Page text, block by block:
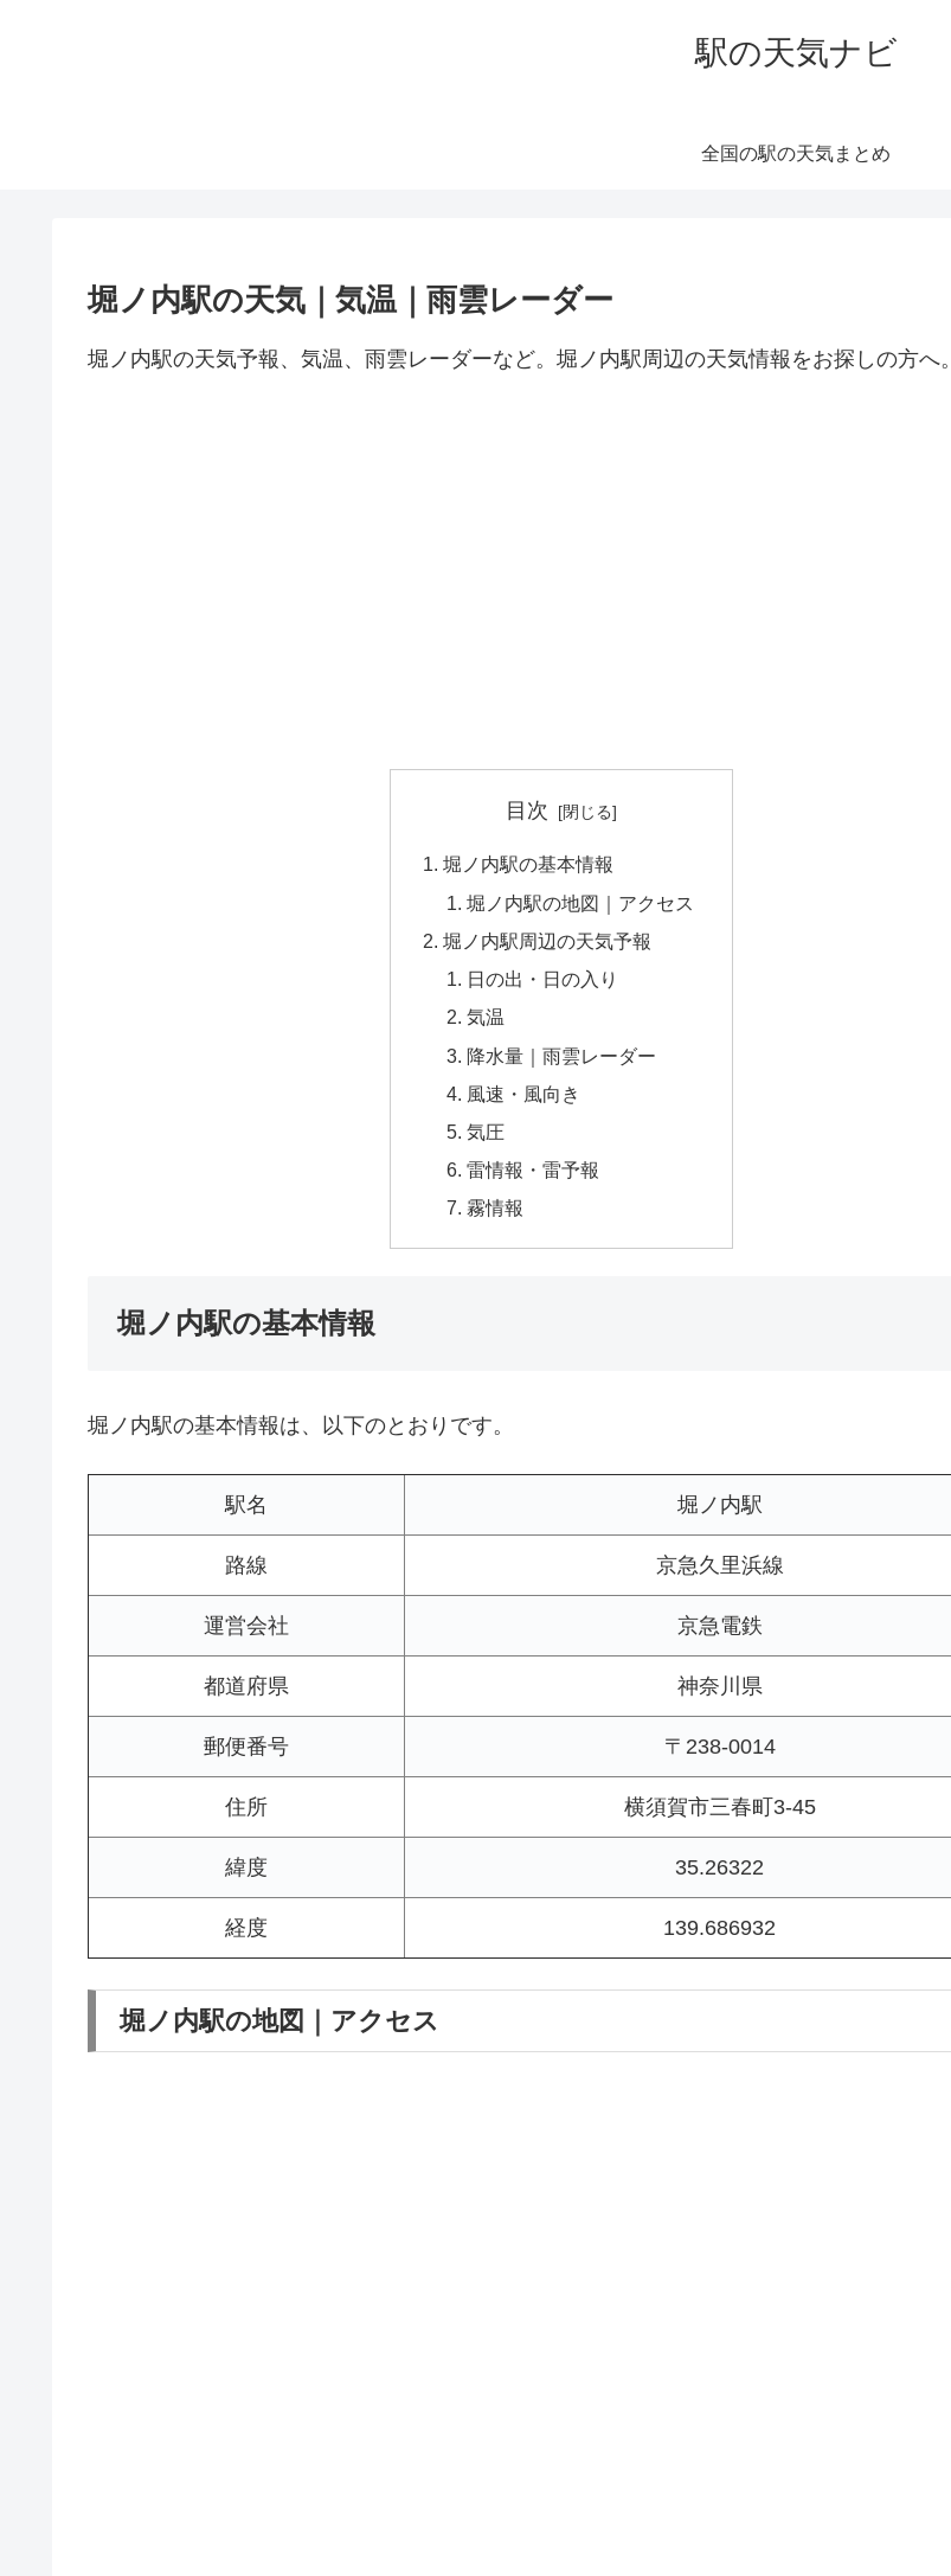
駅の天気ナビ
全国の駅の天気まとめ
堀ノ内駅の天気｜気温｜雨雲レーダー
堀ノ内駅の天気予報、気温、雨雲レーダーなど。堀ノ内駅周辺の天気情報をお探しの方へ。
目次
堀ノ内駅の基本情報
堀ノ内駅の地図｜アクセス
堀ノ内駅周辺の天気予報
日の出・日の入り
気温
降水量｜雨雲レーダー
風速・風向き
気圧
雷情報・雷予報
霧情報
堀ノ内駅の基本情報
堀ノ内駅の基本情報は、以下のとおりです。
駅名 堀ノ内駅
路線 京急久里浜線
運営会社 京急電鉄
都道府県 神奈川県
郵便番号 〒238-0014
住所 横須賀市三春町3-45
緯度 35.26322
経度 139.686932
堀ノ内駅の地図｜アクセス